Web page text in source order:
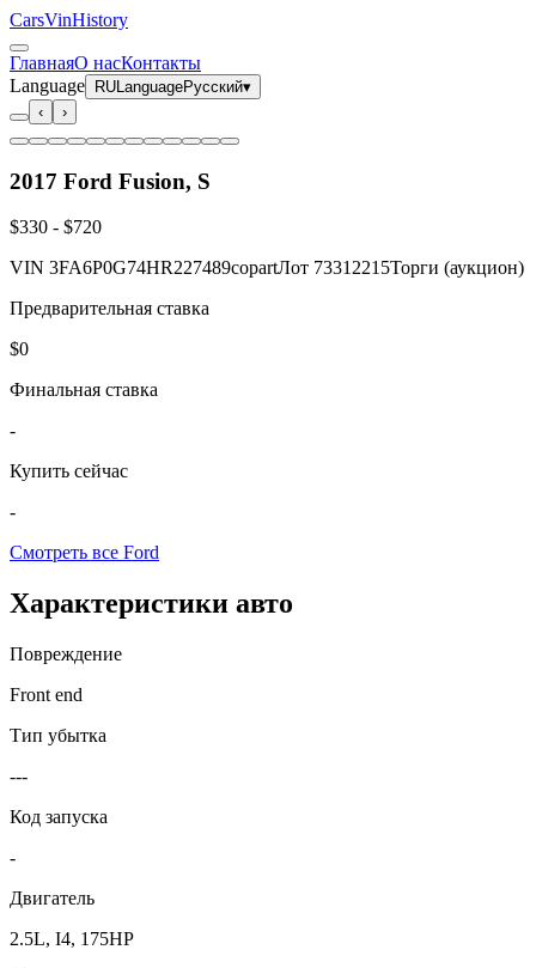
CarsVinHistory
ГлавнаяО насКонтакты
Language
RULanguageРусский▾
‹
›
2017 Ford Fusion, S
$330 - $720
VIN 3FA6P0G74HR227489copartЛот 73312215Торги (аукцион)
Предварительная ставка
$0
Финальная ставка
-
Купить сейчас
-
Смотреть все Ford
Характеристики авто
Повреждение
Front end
Тип убытка
---
Код запуска
-
Двигатель
2.5L, I4, 175HP